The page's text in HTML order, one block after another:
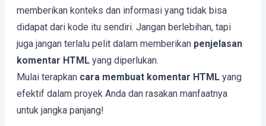
memberikan konteks dan informasi yang tidak bisa
didapat dari kode itu sendiri. Jangan berlebihan, tapi
juga jangan terlalu pelit dalam memberikan penjelasan
komentar HTML yang diperlukan.
Mulai terapkan cara membuat komentar HTML yang
efektif dalam proyek Anda dan rasakan manfaatnya
untuk jangka panjang!